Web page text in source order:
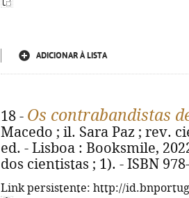
ADICIONAR À LISTA
18 - Os contrabandistas
Macedo ; il. Sara Paz ; rev.
ed. - Lisboa : Booksmile,
dos cientistas ; 1). - ISBN
Link persistente: http://